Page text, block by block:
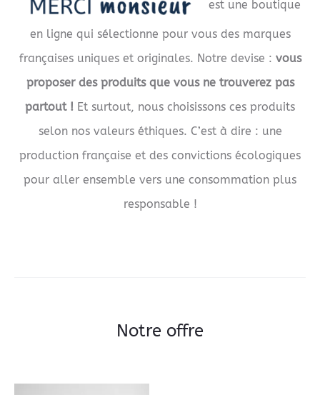
est une boutique
en ligne qui sélectionne pour vous des marques
françaises uniques et originales. Notre devise : vous
proposer des produits que vous ne trouverez pas
partout ! Et surtout, nous choisissons ces produits
selon nos valeurs éthiques. C’est à dire : une
production française et des convictions écologiques
pour aller ensemble vers une consommation plus
responsable !
Notre offre